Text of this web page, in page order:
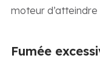
moteur
Fumée